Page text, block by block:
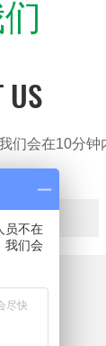
US
们会在10分钟
员不在
我们会